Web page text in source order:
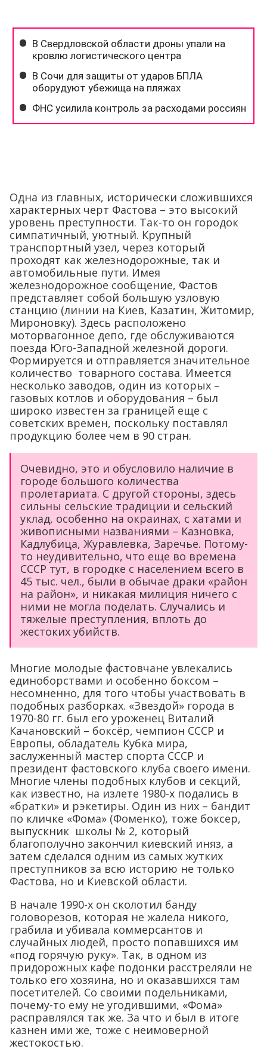
Одна из главных, исторически сложившихся
характерных черт Фастова – это высокий
уровень преступности. Так-то он городок
симпатичный, уютный. Крупный
транспортный узел, через который
проходят как железнодорожные, так и
автомобильные пути. Имея
железнодорожное сообщение, Фастов
представляет собой большую узловую
станцию (линии на Киев, Казатин, Житомир,
Мироновку). Здесь расположено
моторвагонное депо, где обслуживаются
поезда Юго-Западной железной дороги.
Формируется и отправляется значительное
количество товарного состава. Имеется
несколько заводов, один из которых –
газовых котлов и оборудования – был
широко известен за границей еще с
советских времен, поскольку поставлял
продукцию более чем в 90 стран.
Очевидно, это и обусловило наличие в
городе большого количества
пролетариата. С другой стороны, здесь
сильны сельские традиции и сельский
уклад, особенно на окраинах, с хатами и
живописными названиями – Казновка,
Кадлубица, Журавлевка, Заречье. Потому-
то неудивительно, что еще во времена
СССР тут, в городке с населением всего в
45 тыс. чел., были в обычае драки «район
на район», и никакая милиция ничего с
ними не могла поделать. Случались и
тяжелые преступления, вплоть до
жестоких убийств.
Многие молодые фастовчане увлекались
единоборствами и особенно боксом –
несомненно, для того чтобы участвовать в
подобных разборках. «Звездой» города в
1970-80 гг. был его уроженец Виталий
Качановский – боксёр, чемпион СССР и
Европы, обладатель Кубка мира,
заслуженный мастер спорта СССР и
президент фастовского клуба своего имени.
Многие члены подобных клубов и секций,
как известно, на излете 1980-х подались в
«братки» и рэкетиры. Один из них – бандит
по кличке «Фома» (Фоменко), тоже боксер,
выпускник школы № 2, который
благополучно закончил киевский иняз, а
затем сделался одним из самых жутких
преступников за всю историю не только
Фастова, но и Киевской области.
В начале 1990-х он сколотил банду
головорезов, которая не жалела никого,
грабила и убивала коммерсантов и
случайных людей, просто попавшихся им
«под горячую руку». Так, в одном из
придорожных кафе подонки расстреляли не
только его хозяина, но и оказавшихся там
посетителей. Со своими подельниками,
почему-то ему не угодившими, «Фома»
расправлялся так же. За что и был в итоге
казнен ими же, тоже с неимоверной
жестокостью.